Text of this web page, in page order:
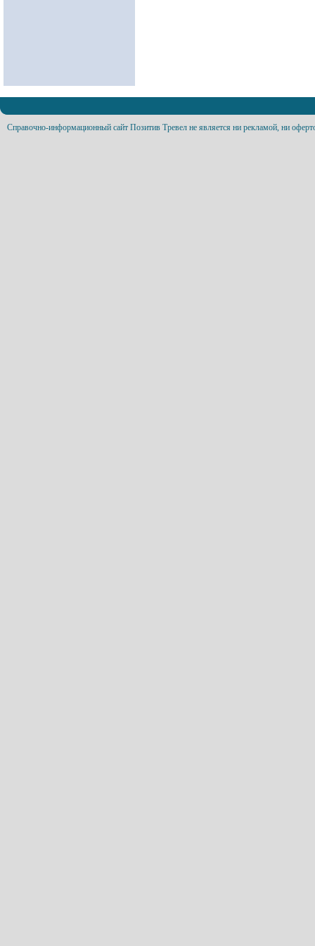
Справочно-информационный сайт Позитив Тревел не является ни рекламой, ни